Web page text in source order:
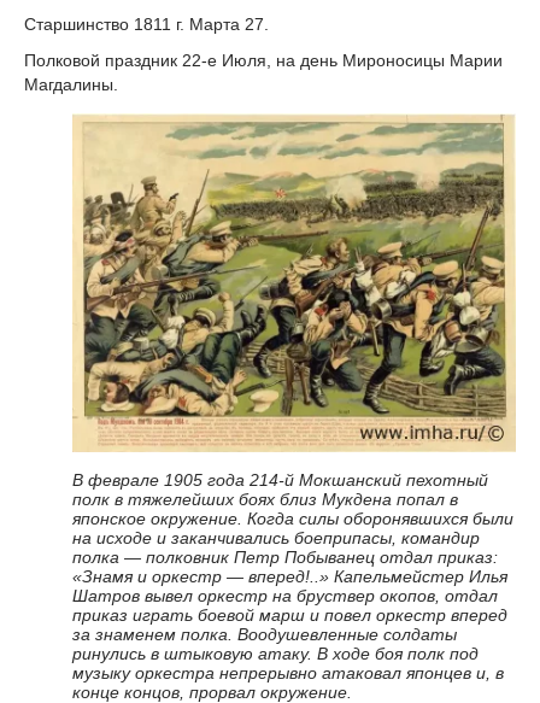
Старшинство 1811 г. Марта 27.
Полковой праздник 22-е Июля, на день Мироносицы Марии
Магдалины.
В феврале 1905 года 214-й Мокшанский пехотный
полк в тяжелейших боях близ Мукдена попал в
японское окружение. Когда силы оборонявшихся были
на исходе и заканчивались боеприпасы, командир
полка — полковник Петр Побыванец отдал приказ:
«Знамя и оркестр — вперед!..» Капельмейстер Илья
Шатров вывел оркестр на бруствер окопов, отдал
приказ играть боевой марш и повел оркестр вперед
за знаменем полка. Воодушевленные солдаты
ринулись в штыковую атаку. В ходе боя полк под
музыку оркестра непрерывно атаковал японцев и, в
конце концов, прорвал окружение.